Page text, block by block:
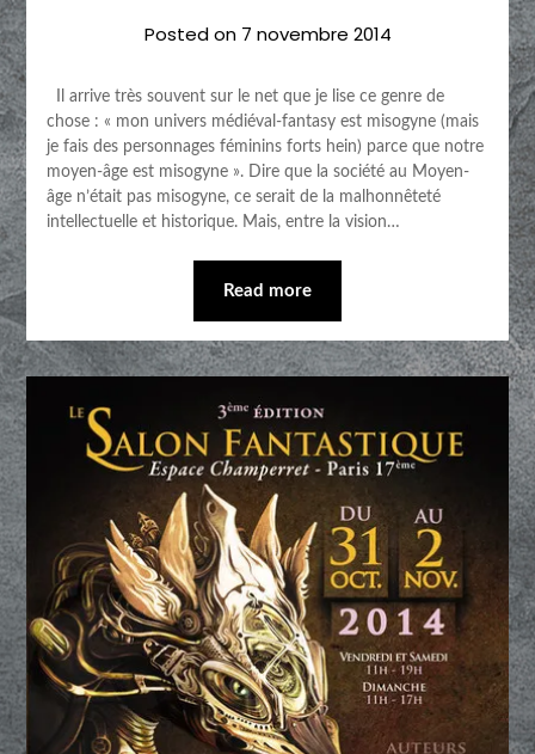
Posted on 7 novembre 2014
Il arrive très souvent sur le net que je lise ce genre de
chose : « mon univers médiéval-fantasy est misogyne (mais
je fais des personnages féminins forts hein) parce que notre
moyen-âge est misogyne ». Dire que la société au Moyen-
âge n’était pas misogyne, ce serait de la malhonnêteté
intellectuelle et historique. Mais, entre la vision…
Read more